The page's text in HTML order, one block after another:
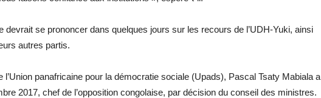
devrait se prononcer dans quelques jours sur les recours de l’UDH-Yuki, ainsi
autres partis.
l’Union panafricaine pour la démocratie sociale (Upads), Pascal Tsaty Mabiala a
2017, chef de l’opposition congolaise, par décision du conseil des ministres.